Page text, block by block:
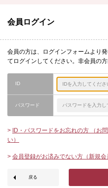
会員ログイン
会員の方は、ログインフォームより
てログインしてください。非会員の方
ID
パスワード
> ID・パスワードをお忘れの方 （お
い）
> 会員登録がお済みでない方（新規会
戻る